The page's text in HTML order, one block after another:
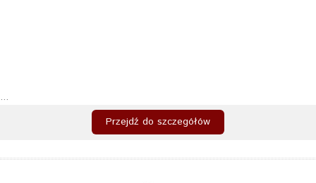
...
Przejdź do szczegółów